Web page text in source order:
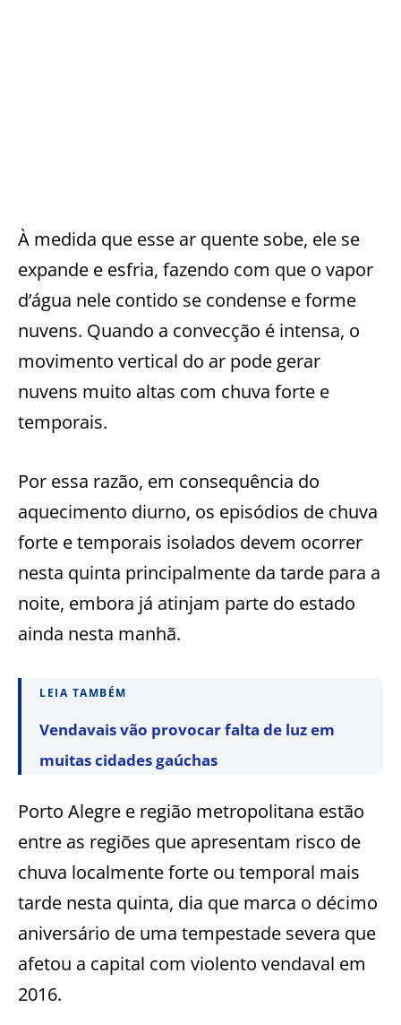
À medida que esse ar quente sobe, ele se
expande e esfria, fazendo com que o vapor
d’água nele contido se condense e forme
nuvens. Quando a convecção é intensa, o
movimento vertical do ar pode gerar
nuvens muito altas com chuva forte e
temporais.
Por essa razão, em consequência do
aquecimento diurno, os episódios de chuva
forte e temporais isolados devem ocorrer
nesta quinta principalmente da tarde para a
noite, embora já atinjam parte do estado
ainda nesta manhã.
LEIA TAMBÉM
Vendavais vão provocar falta de luz em
muitas cidades gaúchas
Porto Alegre e região metropolitana estão
entre as regiões que apresentam risco de
chuva localmente forte ou temporal mais
tarde nesta quinta, dia que marca o décimo
aniversário de uma tempestade severa que
afetou a capital com violento vendaval em
2016.